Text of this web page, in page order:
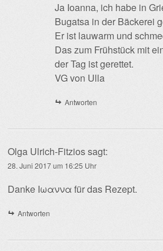
Ja Ioanna, ich habe in
Bugatsa in der Bäckerei
Er ist lauwarm und
Das zum Frühstück mit
der Tag ist gerettet.
VG von Ulla
Antworten
Olga Ulrich-Fitziossagt:
28. Juni 2017 um 16:25 Uhr
Danke Ιωαννα für das Rezept.
Antworten